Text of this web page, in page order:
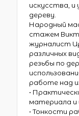
искусства, и
дереву.
Народный
стажем
журналист
различных
резьбы по
работе над
•
материала и
• Тонкости